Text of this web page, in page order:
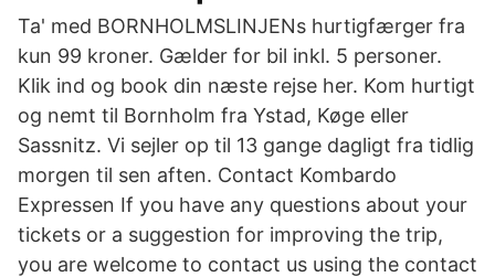
Ta' med BORNHOLMSLINJENs hurtigfærger fra
kun 99 kroner. Gælder for bil inkl. 5 personer.
Klik ind og book din næste rejse her. Kom hurtigt
og nemt til Bornholm fra Ystad, Køge eller
Sassnitz. Vi sejler op til 13 gange dagligt fra tidlig
morgen til sen aften. Contact Kombardo
Expressen If you have any questions about your
tickets or a suggestion for improving the trip,
you are welcome to contact us using the contact